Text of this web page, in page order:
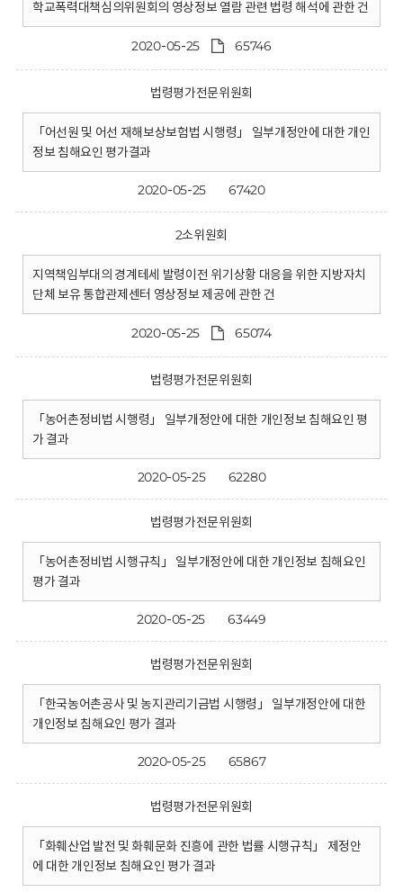
학교폭력대책심의위원회의 영상정보 열람 관련 법령 해석에 관한 건
2020-05-25 65746
법령평가전문위원회
「어선원 및 어선 재해보상보험법 시행령」 일부개정안에 대한 개인
정보 침해요인 평가결과
2020-05-25 67420
2소위원회
지역책임부대의 경계테세 발령이전 위기상황 대응을 위한 지방자치
단체 보유 통합관제센터 영상정보 제공에 관한 건
2020-05-25 65074
법령평가전문위원회
「농어촌정비법 시행령」 일부개정안에 대한 개인정보 침해요인 평
가 결과
2020-05-25 62280
법령평가전문위원회
「농어촌정비법 시행규칙」 일부개정안에 대한 개인정보 침해요인
평가 결과
2020-05-25 63449
법령평가전문위원회
「한국농어촌공사 및 농지관리기금법 시행령」 일부개정안에 대한
개인정보 침해요인 평가 결과
2020-05-25 65867
법령평가전문위원회
「화훼산업 발전 및 화훼문화 진흥에 관한 법률 시행규칙」 제정안
에 대한 개인정보 침해요인 평가 결과